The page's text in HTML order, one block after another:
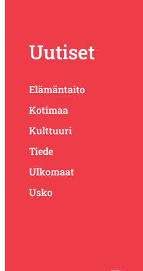
Uutiset
Elämäntaito
Kotimaa
Kulttuuri
Tiede
Ulkomaat
Usko